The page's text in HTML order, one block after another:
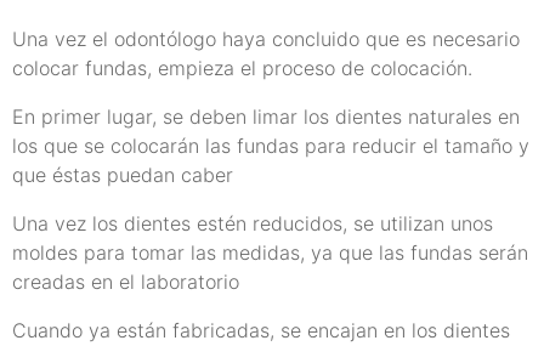
Una vez el odontólogo haya concluido que es necesario
colocar fundas, empieza el proceso de colocación.
En primer lugar, se deben limar los dientes naturales en
los que se colocarán las fundas para reducir el tamaño y
que éstas puedan caber
Una vez los dientes estén reducidos, se utilizan unos
moldes para tomar las medidas, ya que las fundas serán
creadas en el laboratorio
Cuando ya están fabricadas, se encajan en los dientes